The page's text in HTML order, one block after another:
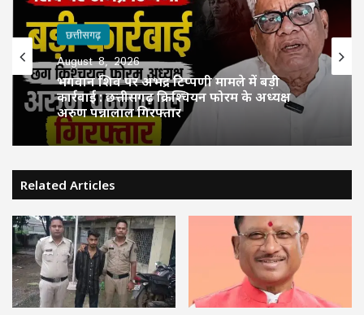
छत्तीसगढ़
August 8, 2026
भगवान शिव पर अभद्र टिप्पणी मामले में बड़ी
कार्रवाई : छत्तीसगढ़ क्रिश्चियन फोरम के अध्यक्ष
अरुण पन्नालाल गिरफ्तार
Related Articles